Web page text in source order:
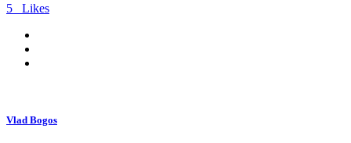
5 Likes
Vlad Bogos